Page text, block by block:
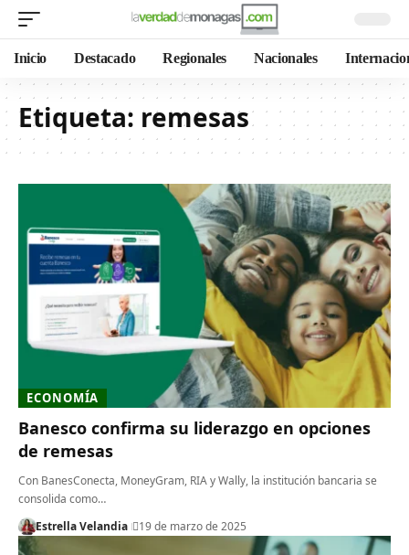
Inicio Destacado Regionales Nacionales
Etiqueta: remesas
ECONOMÍA
Banesco confirma su liderazgo en opciones
de remesas
Con BanesConecta, MoneyGram, RIA y Wally, la institución bancaria se
consolida como…
Estrella Velandia
19 de marzo de 2025